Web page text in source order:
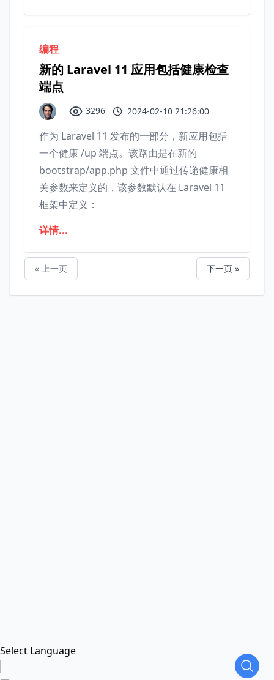
编程
新的 Laravel 11 应用包括健康检查
端点
3296 2024-02-10 21:26:00
作为 Laravel 11 发布的一部分，新应用包括
一个健康 /up 端点。该路由是在新的
bootstrap/app.php 文件中通过传递健康相
关参数来定义的，该参数默认在 Laravel 11
框架中定义：
详情...
« 上一页 下一页 »
Select Language